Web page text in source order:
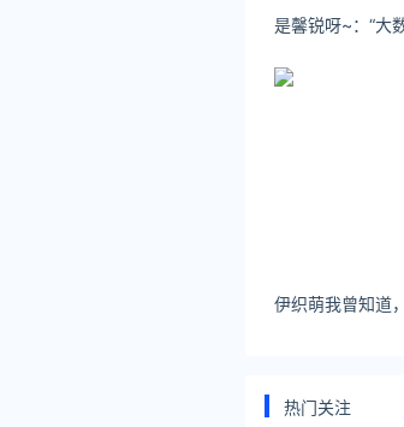
关注公众号
友情链接：
黄金价格走势
热门关注